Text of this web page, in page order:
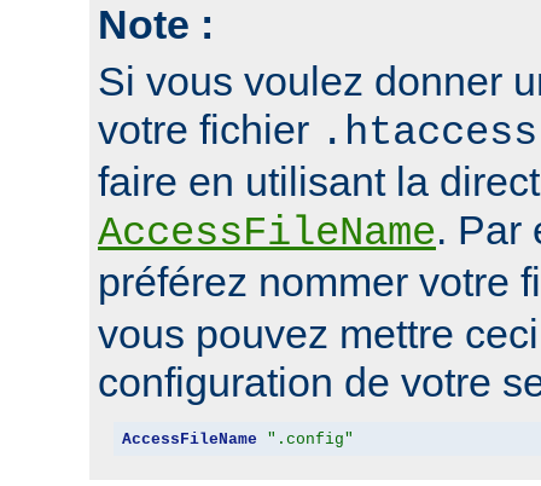
Note :
Si vous voulez donner
votre fichier .htaccess
faire en utilisant la
AccessFileName. Par
préférez nommer votre
vous pouvez mettre
configuration de votre
AccessFileName ".config"